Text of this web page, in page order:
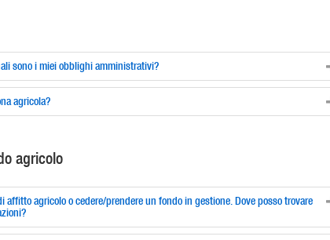
sono i miei obblighi amministrativi?
agricola?
agricolo
affitto agricolo o cedere/prendere un fondo in gestione. Dove posso trovare